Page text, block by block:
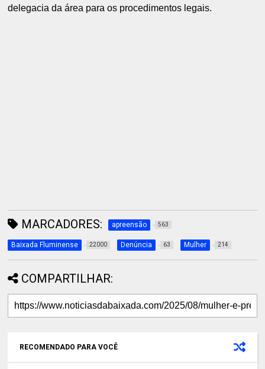
delegacia da área para os procedimentos legais.
MARCADORES: apreensão 563
Baixada Fluminense 22000 Denúncia 63 Mulher 214
COMPARTILHAR:
RECOMENDADO PARA VOCÊ